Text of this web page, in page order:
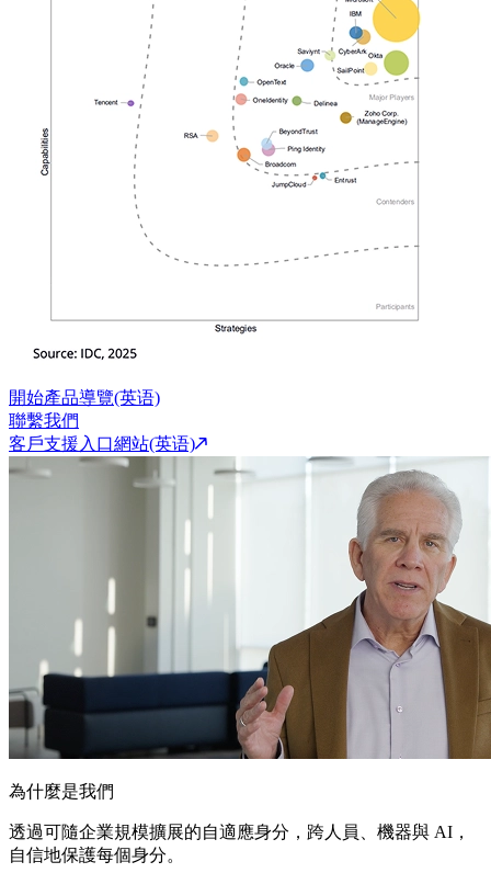
開始產品導覽(英语)
聯繫我們
客戶支援入口網站(英语)
為什麼是我們
透過可隨企業規模擴展的自適應身分，跨人員、機器與 AI，
自信地保護每個身分。